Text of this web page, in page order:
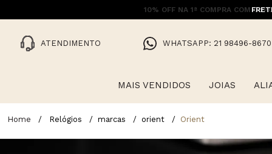
ATENDIMENTO WHATSAPP: 21 98496-8670
MAIS VENDIDOS JOIAS
Relógios marcas orient Orient